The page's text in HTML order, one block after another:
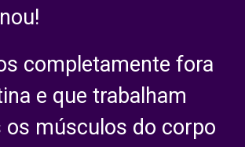
completamente fora
e que trabalham
os músculos do corpo